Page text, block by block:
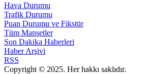
Hava Durumu
Trafik Durumu
Puan Durumu ve Fikstür
Tüm Manşetler
Son Dakika Haberleri
Haber Arşivi
RSS
Copyright © 2025. Her hakkı saklıdır.